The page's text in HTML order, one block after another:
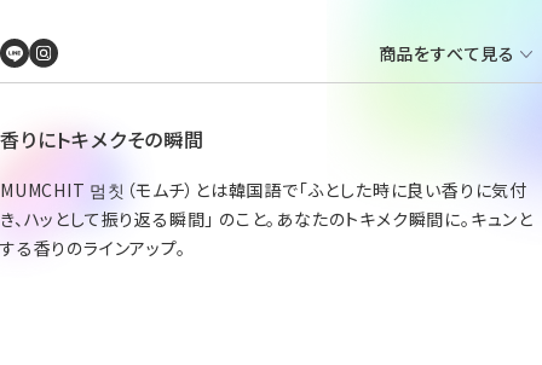
商品をすべて見る
香りにトキメクその瞬間
MUMCHIT 멈칫（モムチ）とは韓国語で「ふとした時に良い香りに気付
き、ハッとして振り返る瞬間」 のこと。あなたのトキメク瞬間に。キュンと
する香りのラインアップ。